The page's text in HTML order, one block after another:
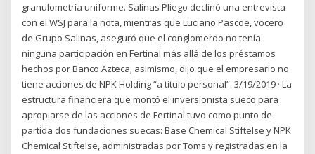
granulometría uniforme. Salinas Pliego declinó una entrevista
con el WSJ para la nota, mientras que Luciano Pascoe, vocero
de Grupo Salinas, aseguró que el conglomerdo no tenía
ninguna participación en Fertinal más allá de los préstamos
hechos por Banco Azteca; asimismo, dijo que el empresario no
tiene acciones de NPK Holding “a título personal”. 3/19/2019 · La
estructura financiera que montó el inversionista sueco para
apropiarse de las acciones de Fertinal tuvo como punto de
partida dos fundaciones suecas: Base Chemical Stiftelse y NPK
Chemical Stiftelse, administradas por Toms y registradas en la